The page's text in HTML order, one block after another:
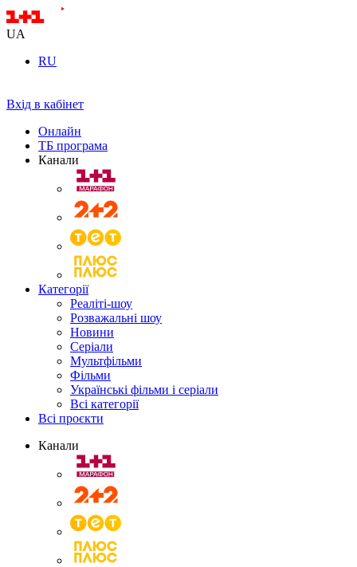
UA
RU
Вхід в кабінет
Онлайн
ТБ програма
Канали
Категорії
Реаліті-шоу
Розважальні шоу
Новини
Серіали
Мультфільми
Фільми
Українські фільми і серіали
Всі категорії
Всі проєкти
Канали